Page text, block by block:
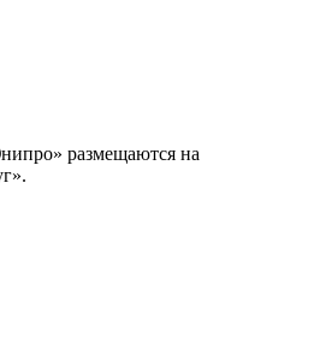
размещаются на